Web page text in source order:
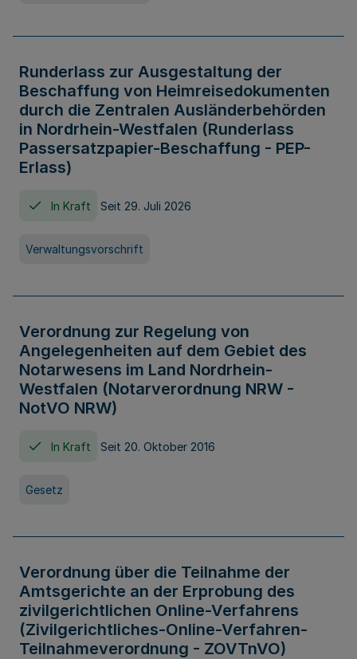
Runderlass zur Ausgestaltung der
Beschaffung von Heimreisedokumenten
durch die Zentralen Ausländerbehörden
in Nordrhein-Westfalen (Runderlass
Passersatzpapier-Beschaffung - PEP-
Erlass)
In Kraft Seit 29. Juli 2026
Verwaltungsvorschrift
Verordnung zur Regelung von
Angelegenheiten auf dem Gebiet des
Notarwesens im Land Nordrhein-
Westfalen (Notarverordnung NRW -
NotVO NRW)
In Kraft Seit 20. Oktober 2016
Gesetz
Verordnung über die Teilnahme der
Amtsgerichte an der Erprobung des
zivilgerichtlichen Online-Verfahrens
(Zivilgerichtliches-Online-Verfahren-
Teilnahmeverordnung - ZOVTnVO)